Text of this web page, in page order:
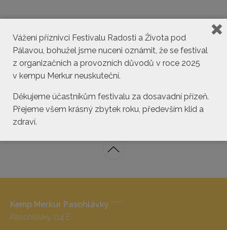
kemp@pasohlavky.cz
Kemp Merkur Pasohlávky *****
Pasohlávky 114 E
Vážení příznivci Festivalu Radosti a Života pod
Pálavou, bohužel jsme nuceni oznámit, že se festival
z organizačních a provozních důvodů v roce 2025
v kempu Merkur neuskuteční.
Děkujeme účastníkům festivalu za dosavadní přízeň.
Přejeme všem krásný zbytek roku, především klid a
zdraví.